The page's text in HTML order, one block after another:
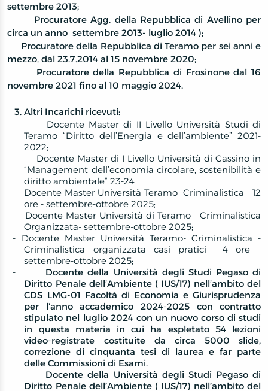
settembre 2013;
Procuratore Agg. della Repubblica di Avellino per
circa un anno settembre 2013- luglio 2014 );
Procuratoredella Repubblica di Teramo per sei anni e
mezzo, dal 23.7.2014 al 15 novembre 2020;
Procuratore della Repubblica di Frosinone dal 16
novembre 2021 fino al 10 maggio 2024.
3. Altri Incarichi ricevuti:
-
Docente Master di II Livello Università Studi di
Teramo “Diritto dell’Energia e dell’ambiente” 2021-
2022;
-
Docente Master di I Livello Università di Cassino in
“Management dell’economia circolare, sostenibilità e
diritto ambientale” 23-24
- Docente Master Università Teramo- Criminalistica - 12
ore - settembre-ottobre 2025;
- Docente Master Università di Teramo - Criminalistica
Organizzata- settembre-ottobre 2025;
- Docente Master Università Teramo- Criminalistica -
Criminalistica organizzata casi pratici 4 ore -
settembre-ottobre 2025;
-
Docente della Università degli Studi Pegaso di
Diritto Penale dell’Ambiente ( IUS/17) nell’ambito del
CDS LMG-01 Facoltà di Economia e Giurisprudenza
per l’anno accademico 2024-2025 con contratto
stipulato nel luglio 2024 con un nuovo corso di studi
in questa materia in cui ha espletato 54 lezioni
video-registrate costituite da circa 5000 slide,
correzione di cinquanta tesi di laurea e far parte
delle Commissioni di Esami.
-
Docente della Università degli Studi Pegaso di
Diritto Penale dell’Ambiente ( IUS/17) nell’ambito del